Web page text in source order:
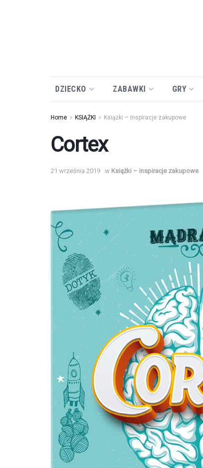
DZIECKO ZABAWKI GRY
Home KSIĄŻKI Książki – inspiracje zakupowe
Cortex
21 września 2019 w Książki – inspiracje zakupowe